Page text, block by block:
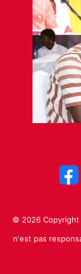
© 2026 Copyright
n'est pas